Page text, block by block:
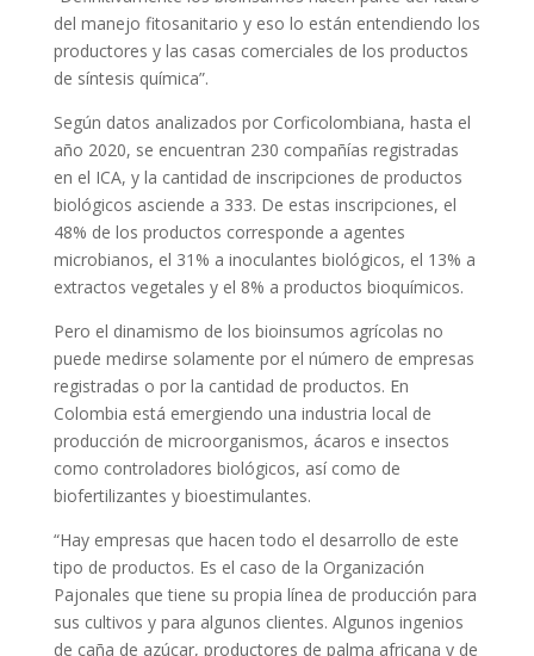
del manejo fitosanitario y eso lo están entendiendo los
productores y las casas comerciales de los productos
de síntesis química”.
Según datos analizados por Corficolombiana, hasta el
año 2020, se encuentran 230 compañías registradas
en el ICA, y la cantidad de inscripciones de productos
biológicos asciende a 333. De estas inscripciones, el
48% de los productos corresponde a agentes
microbianos, el 31% a inoculantes biológicos, el 13% a
extractos vegetales y el 8% a productos bioquímicos.
Pero el dinamismo de los bioinsumos agrícolas no
puede medirse solamente por el número de empresas
registradas o por la cantidad de productos. En
Colombia está emergiendo una industria local de
producción de microorganismos, ácaros e insectos
como controladores biológicos, así como de
biofertilizantes y bioestimulantes.
“Hay empresas que hacen todo el desarrollo de este
tipo de productos. Es el caso de la Organización
Pajonales que tiene su propia línea de producción para
sus cultivos y para algunos clientes. Algunos ingenios
de caña de azúcar, productores de palma africana y de